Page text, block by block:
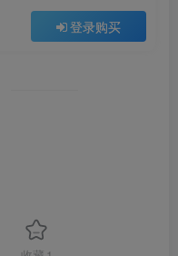
登录购买